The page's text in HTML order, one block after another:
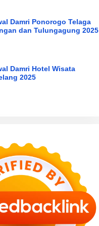
Damri Ponorogo Telaga
dan Tulungagung 2025
Damri Hotel Wisata
2025